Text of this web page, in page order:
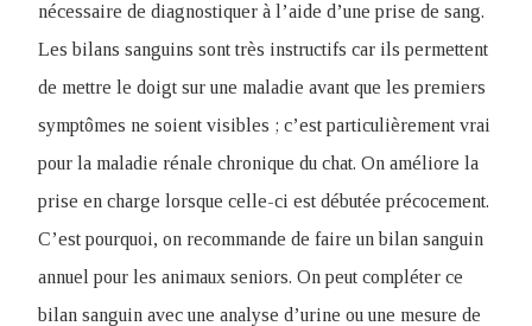
nécessaire de diagnostiquer à l’aide d’une prise de sang.
Les bilans sanguins sont très instructifs car ils permettent
de mettre le doigt sur une maladie avant que les premiers
symptômes ne soient visibles ; c’est particulièrement vrai
pour la maladie rénale chronique du chat. On améliore la
prise en charge lorsque celle-ci est débutée précocement.
C’est pourquoi, on recommande de faire un bilan sanguin
annuel pour les animaux seniors. On peut compléter ce
bilan sanguin avec une analyse d’urine ou une mesure de